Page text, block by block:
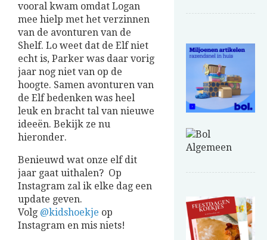
vooral kwam omdat Logan
mee hielp met het verzinnen
van de avonturen van de
Shelf. Lo weet dat de Elf niet
echt is, Parker was daar vorig
jaar nog niet van op de
hoogte. Samen avonturen van
de Elf bedenken was heel
leuk en bracht tal van nieuwe
ideeën. Bekijk ze nu
hieronder.
Benieuwd wat onze elf dit
jaar gaat uithalen? Op
Instagram zal ik elke dag een
update geven.
Volg @kidshoekje op
Instagram en mis niets!